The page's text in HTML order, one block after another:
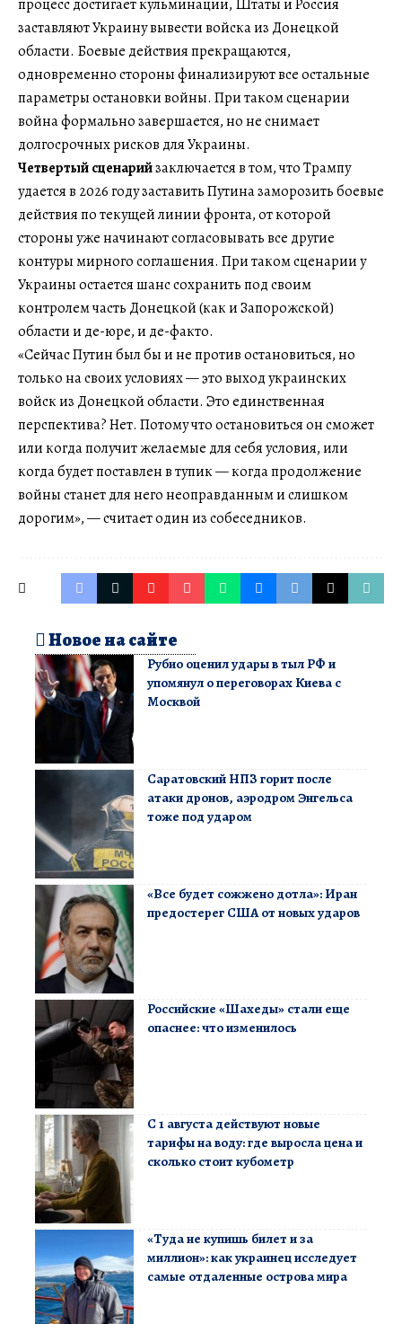
процесс достигает кульминации, Штаты и Россия
заставляют Украину вывести войска из Донецкой
области. Боевые действия прекращаются,
одновременно стороны финализируют все остальные
параметры остановки войны. При таком сценарии
война формально завершается, но не снимает
долгосрочных рисков для Украины.
Четвертый сценарийзаключается в том, что Трампу
удается в 2026 году заставить Путина заморозить боевые
действия по текущей линии фронта, от которой
стороны уже начинают согласовывать все другие
контуры мирного соглашения. При таком сценарии у
Украины остается шанс сохранить под своим
контролем часть Донецкой (как и Запорожской)
области и де-юре, и де-факто.
«Сейчас Путин был бы и не против остановиться, но
только на своих условиях — это выход украинских
войск из Донецкой области. Это единственная
перспектива? Нет. Потому что остановиться он сможет
или когда получит желаемые для себя условия, или
когда будет поставлен в тупик — когда продолжение
войны станет для него неоправданным и слишком
дорогим», — считает один из собеседников.
Новое на сайте
Рубио оценил удары в тыл РФ и
упомянул о переговорах Киева с
Москвой
Саратовский НПЗ горит после
атаки дронов, аэродром Энгельса
тоже под ударом
«Все будет сожжено дотла»: Иран
предостерег США от новых ударов
Российские «Шахеды» стали еще
опаснее: что изменилось
С 1 августа действуют новые
тарифы на воду: где выросла цена и
сколько стоит кубометр
«Туда не купишь билет и за
миллион»: как украинец исследует
самые отдаленные острова мира